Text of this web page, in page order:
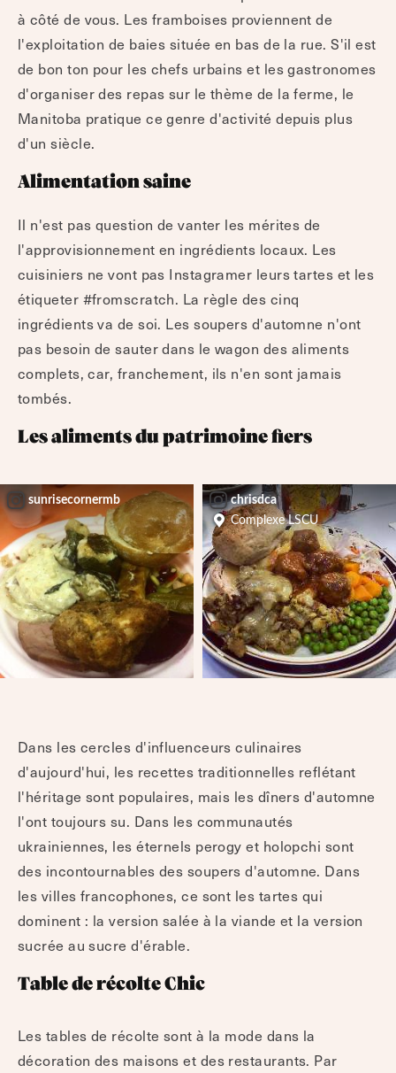
à côté de vous. Les framboises proviennent de
l'exploitation de baies située en bas de la rue. S'il est
de bon ton pour les chefs urbains et les gastronomes
d'organiser des repas sur le thème de la ferme, le
Manitoba pratique ce genre d'activité depuis plus
d'un siècle.
Alimentation saine
Il n'est pas question de vanter les mérites de
l'approvisionnement en ingrédients locaux. Les
cuisiniers ne vont pas Instagramer leurs tartes et les
étiqueter #fromscratch. La règle des cinq
ingrédients va de soi. Les soupers d'automne n'ont
pas besoin de sauter dans le wagon des aliments
complets, car, franchement, ils n'en sont jamais
tombés.
Les aliments du patrimoine fiers
sunrisecornermb
chrisdca
Complexe LSCU
Dans les cercles d'influenceurs culinaires
d'aujourd'hui, les recettes traditionnelles reflétant
l'héritage sont populaires, mais les dîners d'automne
l'ont toujours su. Dans les communautés
ukrainiennes, les éternels perogy et holopchi sont
des incontournables des soupers d'automne. Dans
les villes francophones, ce sont les tartes qui
dominent : la version salée à la viande et la version
sucrée au sucre d'érable.
Table de récolte Chic
Les tables de récolte sont à la mode dans la
décoration des maisons et des restaurants. Par